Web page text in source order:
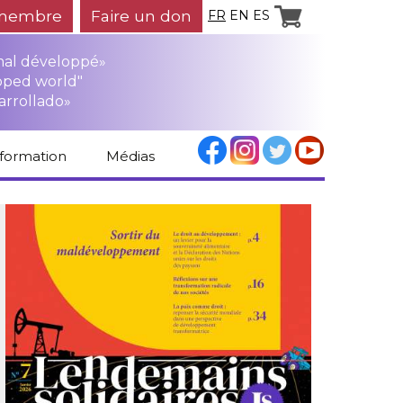
Faire un don FR EN ES
développé»
world"
Médias
Revue de presse